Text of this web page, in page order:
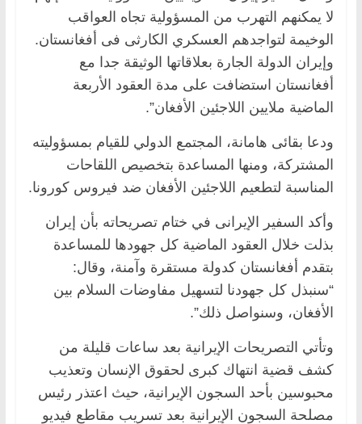
لا یمكنهم التهرب من المسؤولیة تجاه العواقب
الوخیمة لتواجدهم العسکري الكارثی فی أفغانستان.
وإیران الدولة الجارة بعلاقاتها الوثیقة جدا مع
أفغانستان استضافت علی مدة العقود الأربعة
الماضیة ملایین اللاجئین الأفغان”.
ودعا بقائی هامانة، المجتمع الدولي للقیام بمسؤولیته
المشترکة، ومنها المساعدة بتخصیص اللقاحات
المناسبة لتطعیم اللاجئین الأفغان ضد فیروس کورونا.
وأکد السفیر الإیرانی في ختام تصریحاته بأن إیران
بذلت خلال العقود الماضیة کل جهودها للمساعدة
بتقدم أفغانستان کدولة مستقرة وآمنة، وقال:
“سنبذل کل جهودنا لتسهیل مفاوضات السلام بین
الأفغان، وسنواصل ذلك”.
وتأتي التصريحات الإيرانية بعد ساعات قليلة من
كشف قضية انتهاك كبرى لحقوق الإنسان وتعذيب
محبوسين بأحد السجون الإيرانية، حيث اعتذر رئيس
مصلحة السجون الإيرانية بعد تسريب مقاطع فيديو